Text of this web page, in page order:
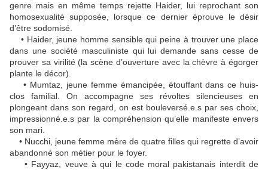
genre mais en même temps rejette Haider, lui reprochant son
homosexualité supposée, lorsque ce dernier éprouve le désir
d’être sodomisé.
• Haider, jeune homme sensible qui peine à trouver une place
dans une société masculiniste qui lui demande sans cesse de
prouver sa virilité (la scène d’ouverture avec la chèvre à égorger
plante le décor).
• Mumtaz, jeune femme émancipée, étouffant dans ce huis-
clos familial. On accompagne ses révoltes silencieuses en
plongeant dans son regard, on est bouleversé.e.s par ses choix,
impressionné.e.s par la compréhension qu’elle manifeste envers
son mari.
• Nucchi, jeune femme mère de quatre filles qui regrette d’avoir
abandonné son métier pour le foyer.
• Fayyaz, veuve à qui le code moral pakistanais interdit de